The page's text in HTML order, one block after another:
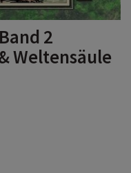
2
Weltensäule